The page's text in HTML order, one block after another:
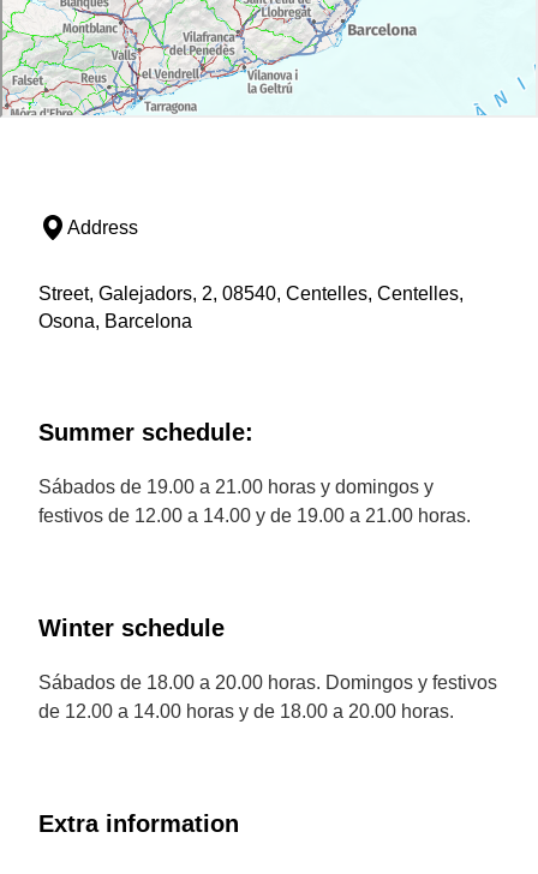
Address
Street, Galejadors, 2, 08540, Centelles, Centelles,
Osona, Barcelona
Summer schedule:
Sábados de 19.00 a 21.00 horas y domingos y
festivos de 12.00 a 14.00 y de 19.00 a 21.00 horas.
Winter schedule
Sábados de 18.00 a 20.00 horas. Domingos y festivos
de 12.00 a 14.00 horas y de 18.00 a 20.00 horas.
Extra information